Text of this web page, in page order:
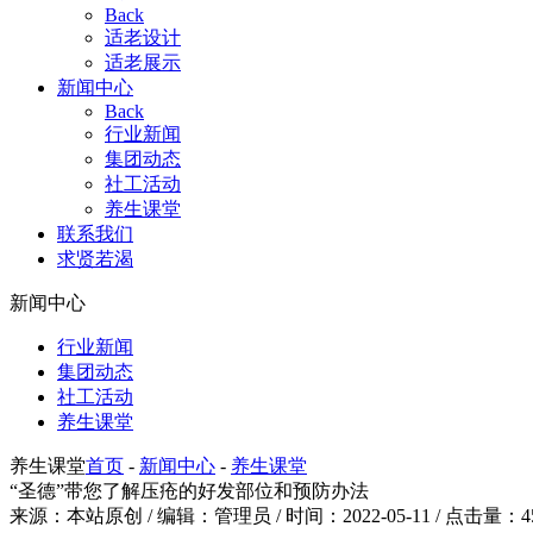
Back
适老设计
适老展示
新闻中心
Back
行业新闻
集团动态
社工活动
养生课堂
联系我们
求贤若渴
新闻中心
行业新闻
集团动态
社工活动
养生课堂
养生课堂首页 - 新闻中心 - 养生课堂
“圣德”带您了解压疮的好发部位和预防办法
来源：本站原创 / 编辑：管理员 / 时间：2022-05-11 / 点击量：